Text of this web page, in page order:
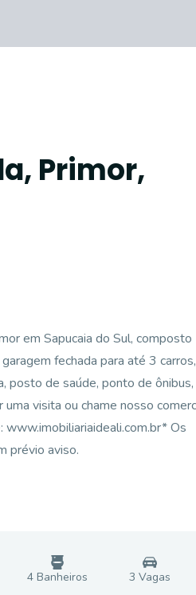
Primor,
em Sapucaia do Sul, composto
fechada para até 3 carros,
posto de saúde, ponto de
visita ou chame nosso
Os
prévio aviso.
4 Banheiros 3 Vagas